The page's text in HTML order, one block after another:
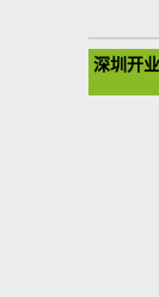
深圳开